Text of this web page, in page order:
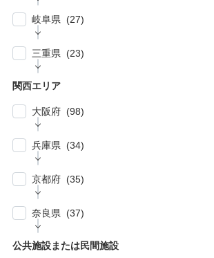
| … 北区・台東区・足立区・荒川区
| … 八王子市・武蔵野市・三鷹市・日
| … 川口市・越谷市・川越市 (14)
| … 朝霞市・上尾市・志木市 (6)
| … 野田市・成田市・木更津市・茂原
| … 名古屋市 (27)
| … 稲沢市/・尾張旭市・瀬戸市・日
| … 豊明市・東海市・大府市・刈谷
| … 知立市・安城市・豊田市・岡崎
岐阜県 (27)
| … 岐阜市・大垣市 (10)
川市 (5)
三重県 (23)
| … 津市・四日市市 (9)
| … 鈴鹿市・松阪市・桑名市 (8)
| … 伊勢市・志摩市 (3)
関西エリア
大阪府 (98)
| … 大阪市 ・堺市 (61)
| … 豊中市・吹田市 ・高槻市・茨木
| … 八尾市・寝屋川市・岸和田市・
兵庫県 (34)
| … 神戸市・芦屋市 (15)
| … 姫路市・明石市・伊丹市 (8)
| … 加古川市・川西市 (4)
京都府 (35)
| … 京都市・宇治市 (16)
市・京丹後市 (6)
奈良県 (37)
| … 奈良市・橿原市・生駒市・生駒
公共施設または民間施設